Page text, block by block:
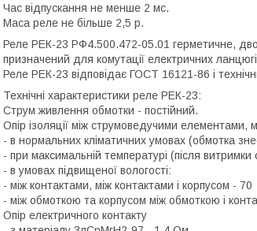
Час відпускання не менше 2 мс.
Маса реле не більше 2,5 р.
Реле РЕК-23 РФ4.500.472-05.01 герметичне,
призначений для комутації електричних
Реле РЕК-23 відповідає ГОСТ 16121-86 і
Технічні характеристики реле РЕК-23:
Струм живлення обмотки - постійний.
Опір ізоляції між струмоведучими
- в нормальних кліматичних умовах (обмотка
- при максимальній температурі (після
- в умовах підвищеної вологості:
- між контактами, між контактами і корпусом - 70
- між обмоткою та корпусом між обмоткою і
Опір електричного контакту